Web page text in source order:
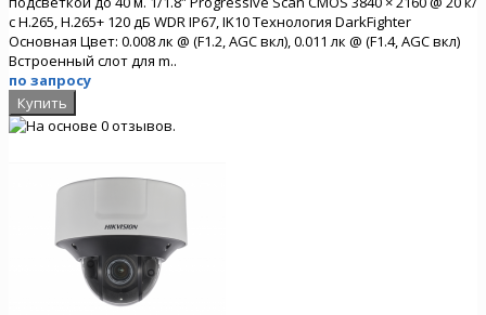
с H.265, H.265+ 120 дБ WDR IP67, IK10 Технология DarkFighter
Основная Цвет: 0.008 лк @ (F1.2, AGC вкл), 0.011 лк @ (F1.4, AGC вкл)
Встроенный слот для m..
по запросу